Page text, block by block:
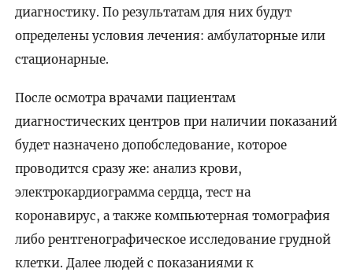
диагностику. По результатам для них будут
определены условия лечения: амбулаторные или
стационарные.
После осмотра врачами пациентам
диагностических центров при наличии показаний
будет назначено допобследование, которое
проводится сразу же: анализ крови,
электрокардиограмма сердца, тест на
коронавирус, а также компьютерная томография
либо рентгенографическое исследование грудной
клетки. Далее людей с показаниями к